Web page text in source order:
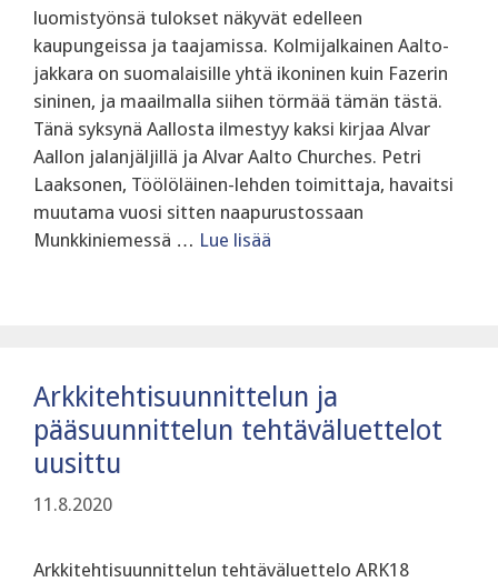
luomistyönsä tulokset näkyvät edelleen
kaupungeissa ja taajamissa. Kolmijalkainen Aalto-
jakkara on suomalaisille yhtä ikoninen kuin Fazerin
sininen, ja maailmalla siihen törmää tämän tästä.
Tänä syksynä Aallosta ilmestyy kaksi kirjaa Alvar
Aallon jalanjäljillä ja Alvar Aalto Churches. Petri
Laaksonen, Töölöläinen-lehden toimittaja, havaitsi
muutama vuosi sitten naapurustossaan
Munkkiniemessä … Lue lisää
Arkkitehtisuunnittelun ja
pääsuunnittelun tehtäväluettelot
uusittu
11.8.2020
Arkkitehtisuunnittelun tehtäväluettelo ARK18